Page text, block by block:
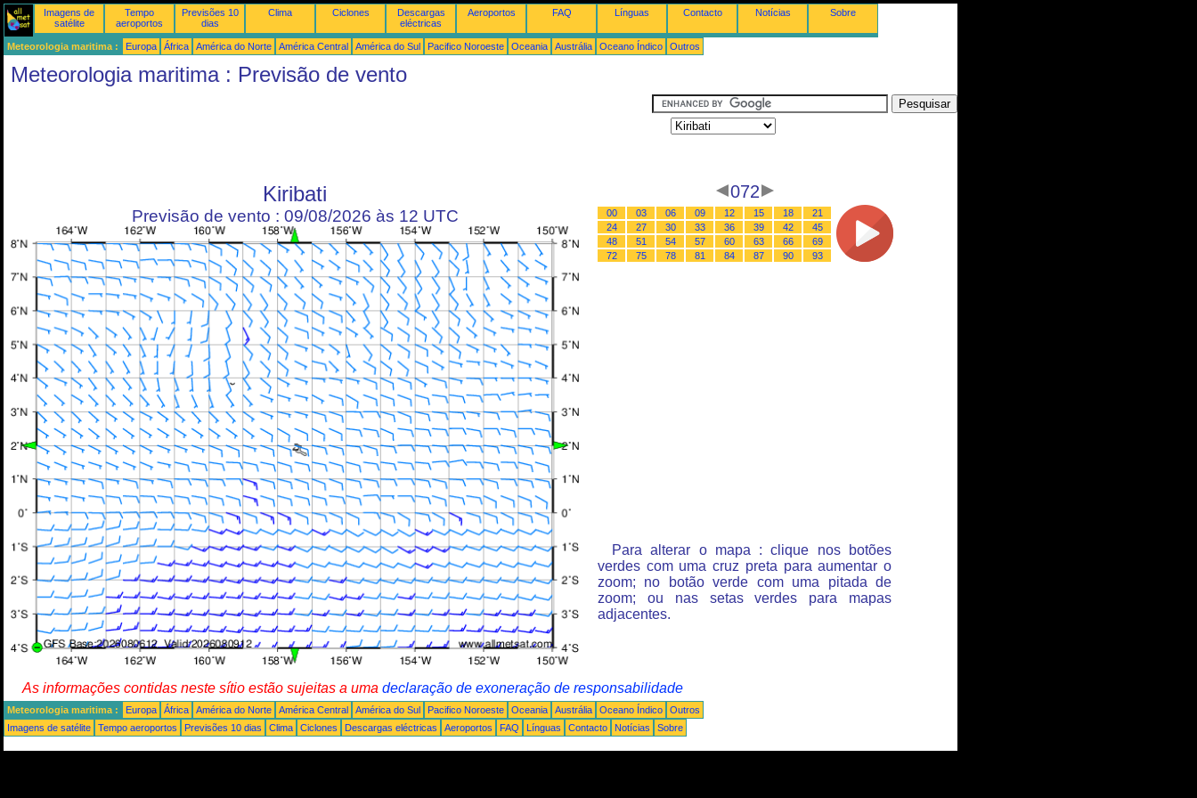
Imagens de
satélite
Tempo
aeroportos
Previsões 10
dias
Clima Ciclones
Descargas
eléctricas
Aeroportos FAQ Línguas Contacto Notícias Sobre
Meteorologia maritima : Europa África América do Norte América Central América do Sul Pacifico Noroeste Oceania Austrália Oceano Índico Outros
Meteorologia maritima : Previsão de vento
Kiribati
Previsão de vento : 09/08/2026 às 12 UTC
072
00 03 06 09 12 15 18
21
24
27 30 33 36 39 42
45
48
51 54 57 60 63 66
69
72
75 78 81 84 87 90 93
Para alterar o mapa : clique nos botões
verdes com uma cruz preta para aumentar o
zoom; no botão verde com uma pitada de
zoom; ou nas setas verdes para mapas
adjacentes.
As informações contidas neste sítio estão sujeitas a uma declaração de exoneração de responsabilidade
Meteorologia maritima : Europa África América do Norte América Central América do Sul Pacifico Noroeste Oceania Austrália Oceano Índico
Outros
Imagens de satélite
Tempo aeroportos Previsões 10 dias Clima Ciclones Descargas eléctricas Aeroportos FAQ Línguas Contacto Notícias Sobre